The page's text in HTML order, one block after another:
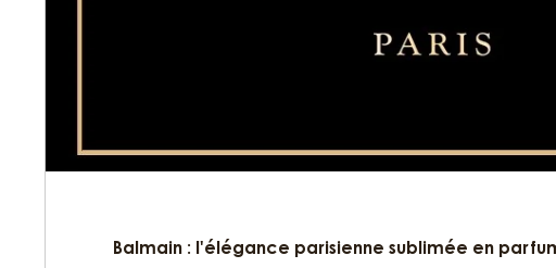
Balmain : l'élégance parisienne sublimée en